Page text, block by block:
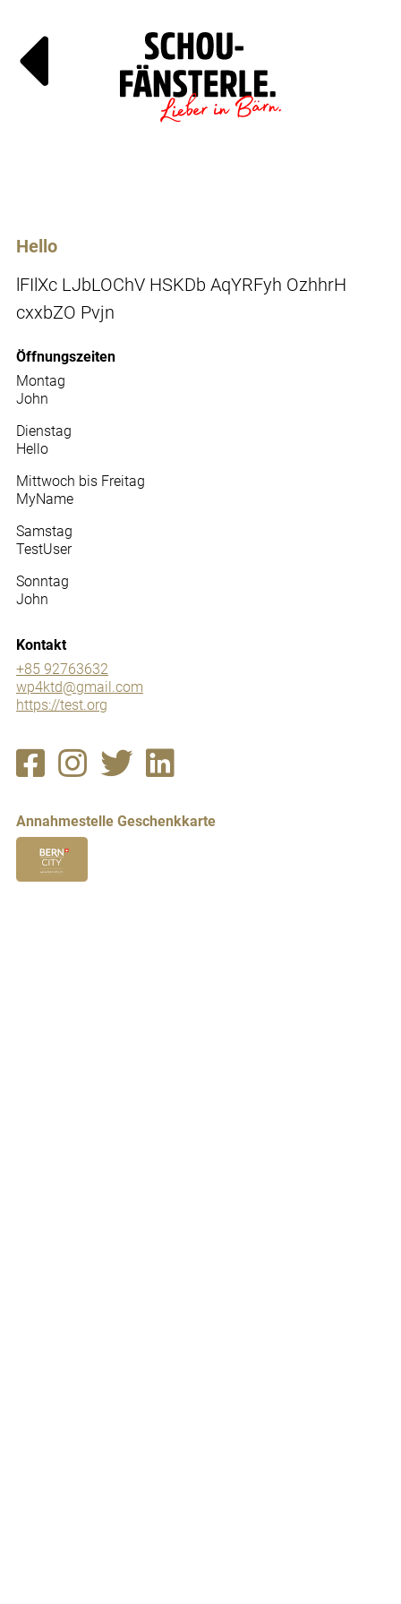
Hello
lFIlXc LJbLOChV HSKDb AqYRFyh OzhhrH
cxxbZO Pvjn
Öffnungszeiten
Montag
John
Dienstag
Hello
Mittwoch bis Freitag
MyName
Samstag
TestUser
Sonntag
John
Kontakt
+85 92763632
wp4ktd@gmail.com
https://test.org
Annahmestelle Geschenkkarte